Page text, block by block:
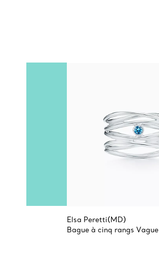
Elsa Peretti(MD)
Bague à cinq rangs Vague